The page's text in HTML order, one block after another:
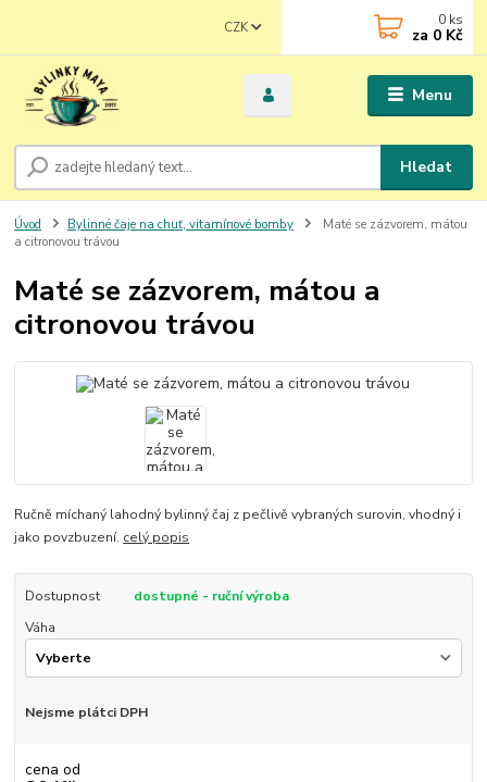
Menu
CZK
Hledat
0 ks
za 0 Kč
Úvod Bylinné čaje na chuť, vitamínové bomby
Maté se zázvorem, mátou
a citronovou trávou
Maté se zázvorem, mátou a
citronovou trávou
Ručně míchaný lahodný bylinný čaj z pečlivě vybraných surovin, vhodný i
jako povzbuzení. celý popis
Dostupnost
dostupné - ruční výroba
Váha
Nejsme plátci DPH
cena od